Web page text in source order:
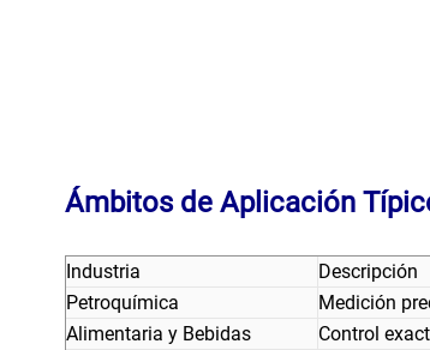
Ámbitos de Aplicación
Industria
Descripción
Petroquímica
Medición
Alimentaria y Bebidas
Control